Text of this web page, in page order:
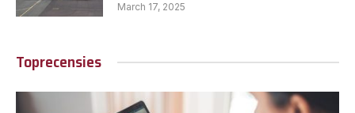
March 17, 2025
Toprecensies